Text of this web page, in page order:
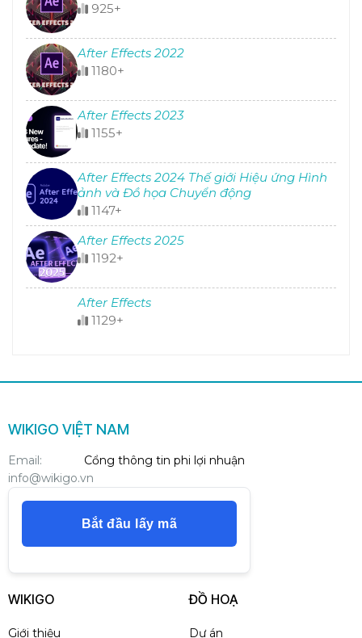
925+
After Effects 2022
1180+
After Effects 2023
1155+
After Effects 2024 Thế giới Hiệu ứng Hình
ảnh và Đồ họa Chuyển động
1147+
After Effects 2025
1192+
After Effects
1129+
WIKIGO VIỆT NAM
Email:
info@wikigo.vn
Cổng thông tin phi lợi nhuận
Bắt đầu lấy mã
WIKIGO
Giới thiệu
ĐỒ HOẠ
Dự án